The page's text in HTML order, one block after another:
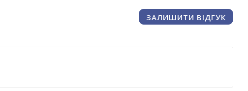
ЗАЛИШИТИ ВІДГУК